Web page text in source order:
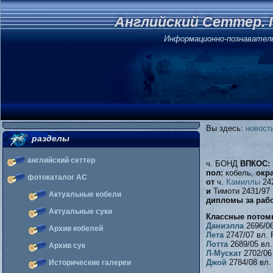
Английский Сеттер.
Информационно-
разделы
английский сеттер
фотокаталог АС
Актуальные кобели
Актуальные суки
Архив кобелей
Архив сук
Исторические галереи
Вы здесь:
ч. БОНД ВПКОС:
пол:кобель,
от ч. Камиллы
и Тимоти 2431/
дипломы за
Классные
Даниэлла2696/
Лета2747/07 вл.
Лотта2689/05
Л-Мускат 2702/
Джой 2784/08